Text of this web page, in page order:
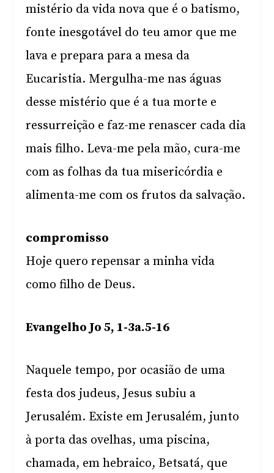
mistério da vida nova que é o batismo,
fonte inesgotável do teu amor que me
lava e prepara para a mesa da
Eucaristia. Mergulha-me nas águas
desse mistério que é a tua morte e
ressurreição e faz-me renascer cada dia
mais filho. Leva-me pela mão, cura-me
com as folhas da tua misericórdia e
alimenta-me com os frutos da salvação.
compromisso
Hoje quero repensar a minha vida
como filho de Deus.
Evangelho Jo 5, 1-3a.5-16
Naquele tempo, por ocasião de uma
festa dos judeus, Jesus subiu a
Jerusalém. Existe em Jerusalém, junto
à porta das ovelhas, uma piscina,
chamada, em hebraico, Betsatá, que